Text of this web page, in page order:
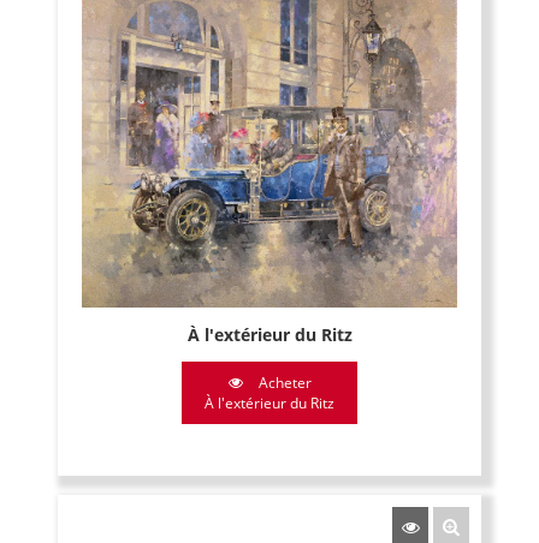
À l'extérieur du Ritz
Acheter
À l'extérieur du Ritz